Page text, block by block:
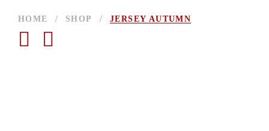
HOME / SHOP / JERSEY AUTUMN